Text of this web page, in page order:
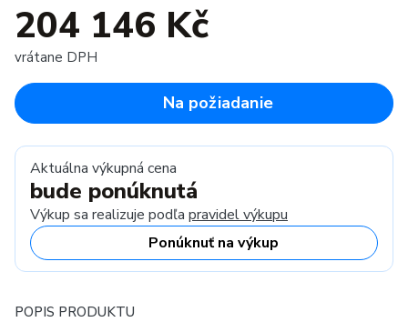
204 146 Kč
vrátane DPH
Na požiadanie
Aktuálna výkupná cena
bude ponúknutá
Výkup sa realizuje podľa pravidel výkupu
Ponúknuť na výkup
POPIS PRODUKTU